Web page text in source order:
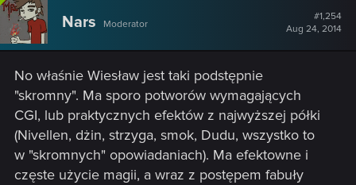
Nars Moderator
#1,254
Aug 24, 2014
No właśnie Wiesław jest taki podstępnie
"skromny". Ma sporo potworów wymagających
CGI, lub praktycznych efektów z najwyższej półki
(Nivellen, dżin, strzyga, smok, Dudu, wszystko to
w "skromnych" opowiadaniach). Ma efektowne i
częste użycie magii, a wraz z postępem fabuły